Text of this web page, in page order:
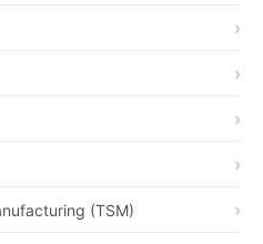
(TSM)